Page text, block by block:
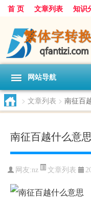
首 页 文章列表 知识
网站导航
> 文章列表 > 南征百
南征百越什么意思
网友:nz 文章列表